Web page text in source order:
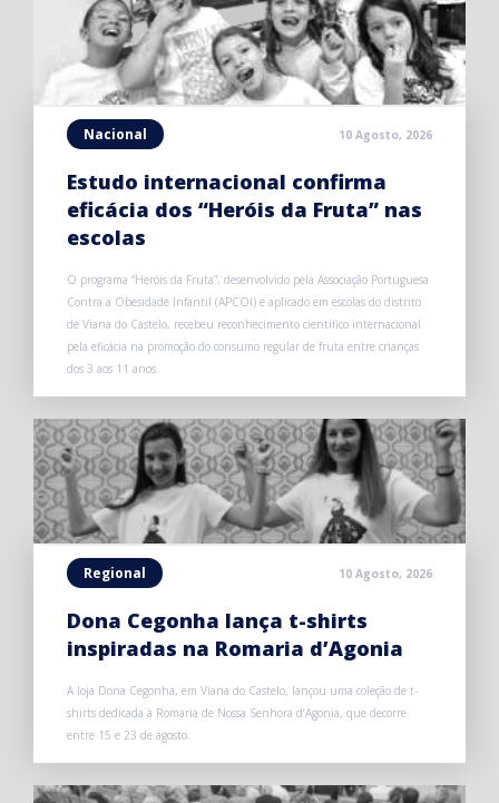
Nacional 10 Agosto, 2026
Estudo internacional confirma
eficácia dos “Heróis da Fruta” nas
escolas
O programa “Heróis da Fruta”, desenvolvido pela Associação Portuguesa
Contra a Obesidade Infantil (APCOI) e aplicado em escolas do distrito
de Viana do Castelo, recebeu reconhecimento científico internacional
pela eficácia na promoção do consumo regular de fruta entre crianças
dos 3 aos 11 anos.
Regional 10 Agosto, 2026
Dona Cegonha lança t-shirts
inspiradas na Romaria d’Agonia
A loja Dona Cegonha, em Viana do Castelo, lançou uma coleção de t-
shirts dedicada à Romaria de Nossa Senhora d’Agonia, que decorre
entre 15 e 23 de agosto.